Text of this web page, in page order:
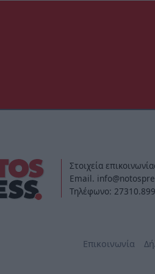
Στοιχεία
Email.
Τηλέφωνο:
Επικοινωνία